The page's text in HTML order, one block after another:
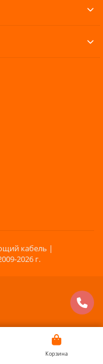
кабель |
2026 г.
Корзина